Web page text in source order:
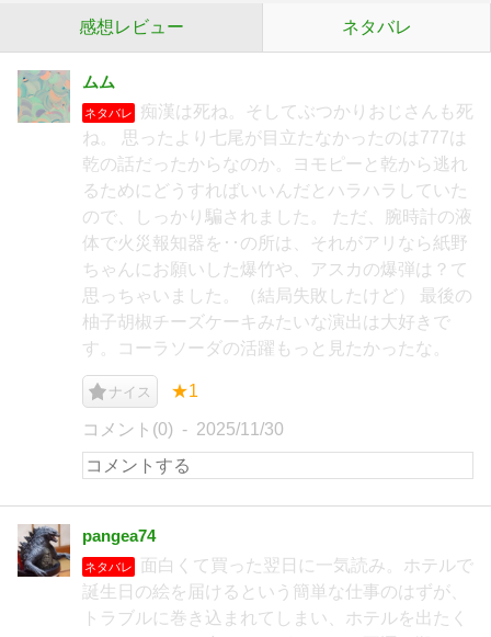
感想レビュー ネタバレ
ムム
ネタバレ
痴漢は死ね。そしてぶつかりおじさんも死
ね。 思ったより七尾が目立たなかったのは777は
乾の話だったからなのか。ヨモピーと乾から逃れ
るためにどうすればいいんだとハラハラしていた
ので、しっかり騙されました。 ただ、腕時計の液
体で火災報知器を･･の所は、それがアリなら紙野
ちゃんにお願いした爆竹や、アスカの爆弾は？て
思っちゃいました。（結局失敗したけど） 最後の
柚子胡椒チーズケーキみたいな演出は大好きで
す。コーラソーダの活躍もっと見たかったな。
ナイス ★1
コメント(0) 2025/11/30
pangea74
ネタバレ
面白くて買った翌日に一気読み。ホテルで
誕生日の絵を届けるという簡単な仕事のはずが、
トラブルに巻き込まれてしまい、ホテルを出たく